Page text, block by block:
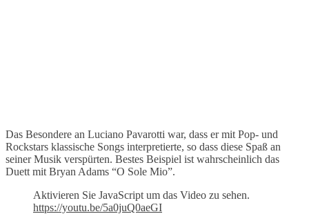
Das Besondere an Luciano Pavarotti war, dass er mit Pop- und
Rockstars klassische Songs interpretierte, so dass diese Spaß an
seiner Musik verspürten. Bestes Beispiel ist wahrscheinlich das
Duett mit Bryan Adams “O Sole Mio”.
Aktivieren Sie JavaScript um das Video zu sehen.
https://youtu.be/5a0juQ0aeGI